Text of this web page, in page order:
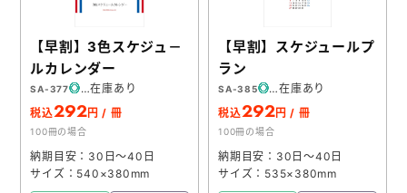
【早割】3色スケジュ－
ルカレンダー
SA-377
在庫あり
税込292円 / 冊
100冊の場合
納期目安：30日～40日
サイズ：540×380mm
【早割】スケジュールプ
ラン
SA-385
在庫あり
税込292円 / 冊
100冊の場合
納期目安：30日～40日
サイズ：535×380mm